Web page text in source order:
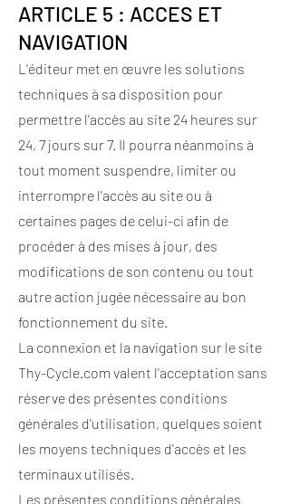
ARTICLE 5 : ACCES ET
NAVIGATION
L'éditeur met en œuvre les solutions
techniques à sa disposition pour
permettre l'accès au site 24 heures sur
24, 7 jours sur 7. Il pourra néanmoins à
tout moment suspendre, limiter ou
interrompre l'accès au site ou à
certaines pages de celui-ci afin de
procéder à des mises à jour, des
modifications de son contenu ou tout
autre action jugée nécessaire au bon
fonctionnement du site.
La connexion et la navigation sur le site
Thy-Cycle.com valent l'acceptation sans
réserve des présentes conditions
générales d'utilisation, quelques soient
les moyens techniques d'accès et les
terminaux utilisés.
Les présentes conditions générales